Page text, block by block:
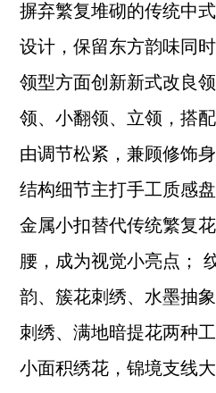
摒弃繁复堆砌的传统中
设计，保留东方韵味同
领型方面创新新式改良
领、小翻领、立领，搭
由调节松紧，兼顾修饰
结构细节主打手工质感
金属小扣替代传统繁复
腰，成为视觉小亮点；
韵、簇花刺绣、水墨抽
刺绣、满地暗提花两种
小面积绣花，锦境支线